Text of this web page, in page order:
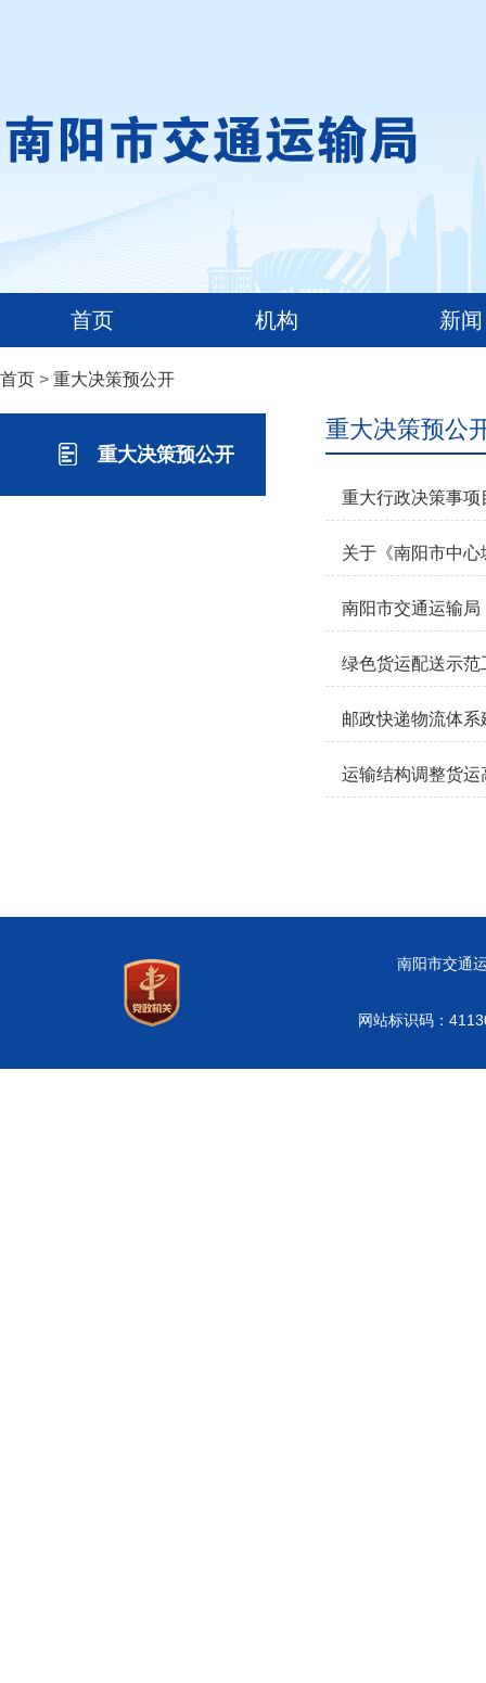
首页 机构 新闻
首页 > 重大决策预公开
重大决策预公开
重大决策预公
重大行政决策事项
关于《南阳市中
南阳市交通运输
绿色货运配送示范
邮政快递物流体
运输结构调整货
南阳市交通
网站标识码：